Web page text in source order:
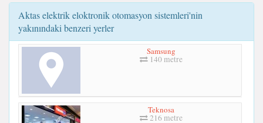
Aktas elektrik eloktronik otomasyon sistemleri'nin
yakınındaki benzeri yerler
Samsung
140 metre
Teknosa
216 metre